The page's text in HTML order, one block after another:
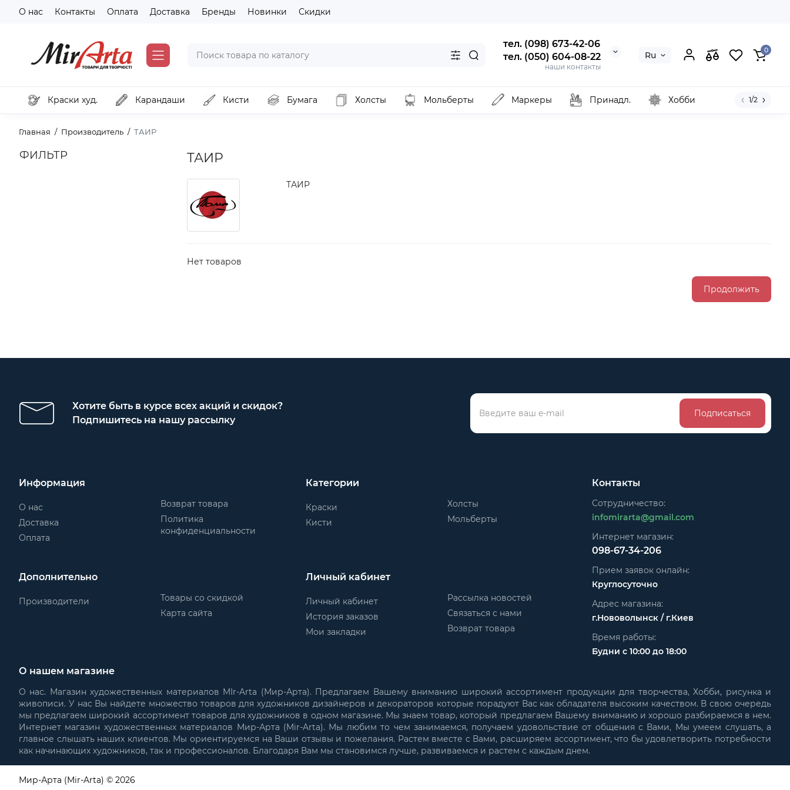
О нас Контакты Оплата Доставка Бренды Новинки Скидки
тел. (098) 673-42-06
тел. (050) 604-08-22
наши контакты
Ru 0
Краски худ. Карандаши Кисти Бумага Холсты Мольберты Маркеры Принадл. Хобби 1/2
Главная Производитель ТАИР
ФИЛЬТР ТАИР
ТАИР
Нет товаров
Продолжить
Хотите быть в курсе всех акций и скидок?
Подпишитесь на нашу рассылку
Подписаться
Информация
О нас
Доставка
Оплата
Возврат товара
Политика
конфиденциальности
Категории
Краски
Кисти
Холсты
Мольберты
Дополнительно
Производители
Товары со скидкой
Карта сайта
Личный кабинет
Личный кабинет
История заказов
Мои закладки
Рассылка новостей
Связаться с нами
Возврат товара
Контакты
Сотрудничество:
infomirarta@gmail.com
Интернет магазин:
098-67-34-206
Прием заявок онлайн:
Круглосуточно
Адрес магазина:
г.Нововолынск / г.Киев
Время работы:
Будни с 10:00 до 18:00
О нашем магазине
О нас. Магазин художественных материалов MIr-Arta (Мир-Арта). Предлагаем Вашему вниманию широкий ассортимент продукции для творчества, Хобби, рисунка и
живописи. У нас Вы найдете множество товаров для художников дизайнеров и декораторов которые порадуют Вас как обладателя высоким качеством. В свою очередь
мы предлагаем широкий ассортимент товаров для художников в одном магазине. Мы знаем товар, который предлагаем Вашему вниманию и хорошо разбираемся в нем.
Интернет магазин художественных материалов Мир-Арта (Mir-Arta). Мы любим то чем занимаемся, получаем удовольствие от общения с Вами, Мы умеем слушать, а
главное слышать наших клиентов. Мы ориентируемся на Ваши отзывы и пожелания. Растем вместе с Вами, расширяем ассортимент, что бы удовлетворить потребности
как начинающих художников, так и профессионалов. Благодаря Вам мы становимся лучше, развиваемся и растем с каждым днем.
Мир-Арта (Mir-Arta) © 2026